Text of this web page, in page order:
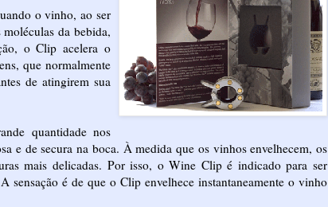
o vinho, ao ser
da bebida,
o Clip acelera o
que normalmente
de atingirem sua
quantidade nos
e de secura na boca. À medida que os vinhos envelhecem, os
mais delicadas. Por isso, o Wine Clip é indicado para ser
sensação é de que o Clip envelhece instantaneamente o vinho